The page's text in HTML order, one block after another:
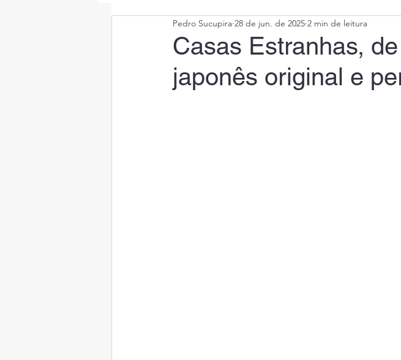
Casas Estranhas,
japonês original e
Pedro Sucupira 28 de jun. de 2025 2 min de leitura